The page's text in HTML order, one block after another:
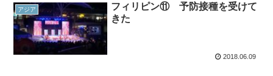
アジア
フィリピン⑪ 予防接種を受けて
きた
2018.06.09